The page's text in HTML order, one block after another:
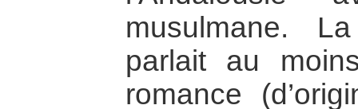
musulmane.
parlait au
romance